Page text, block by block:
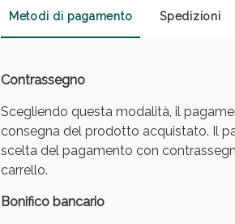
Metodi di pagamento Spedizioni
Contrassegno
Scegliendo questa modalità, il
consegna del prodotto acquistato. Il
scelta del pagamento con
carrello.
Bonifico bancario